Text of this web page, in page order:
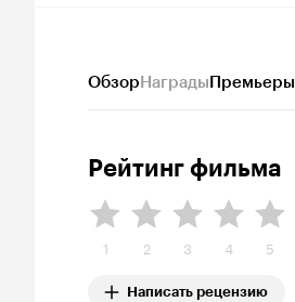
ОбзорНаградыПремьеры
Рейтинг фильма
1 2 3 4 5
Написать рецензию